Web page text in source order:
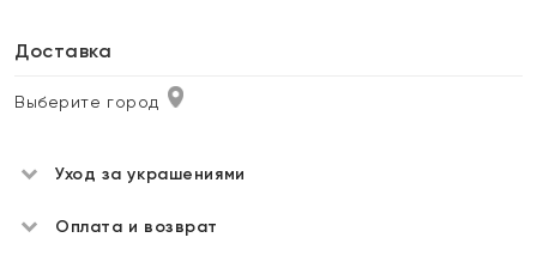
Доставка
Выберите город
Уход за украшениями
Оплата и возврат